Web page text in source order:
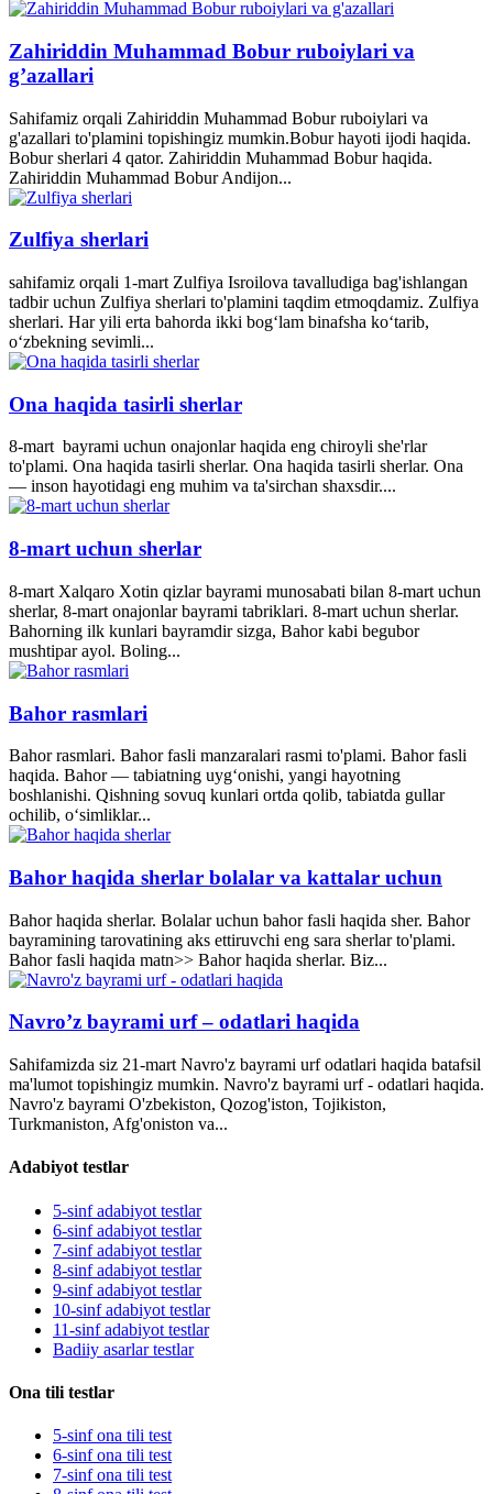
Zahiriddin Muhammad Bobur ruboiylari va
g’azallari
Sahifamiz orqali Zahiriddin Muhammad Bobur ruboiylari va
g'azallari to'plamini topishingiz mumkin.Bobur hayoti ijodi haqida.
Bobur sherlari 4 qator. Zahiriddin Muhammad Bobur haqida.
Zahiriddin Muhammad Bobur Andijon...
Zulfiya sherlari
sahifamiz orqali 1-mart Zulfiya Isroilova tavalludiga bag'ishlangan
tadbir uchun Zulfiya sherlari to'plamini taqdim etmoqdamiz. Zulfiya
sherlari. Har yili erta bahorda ikki bogʻlam binafsha koʻtarib,
oʻzbekning sevimli...
Ona haqida tasirli sherlar
8-mart bayrami uchun onajonlar haqida eng chiroyli she'rlar
to'plami. Ona haqida tasirli sherlar. Ona haqida tasirli sherlar. Ona
— inson hayotidagi eng muhim va ta'sirchan shaxsdir....
8-mart uchun sherlar
8-mart Xalqaro Xotin qizlar bayrami munosabati bilan 8-mart uchun
sherlar, 8-mart onajonlar bayrami tabriklari. 8-mart uchun sherlar.
Bahorning ilk kunlari bayramdir sizga, Bahor kabi begubor
mushtipar ayol. Boling...
Bahor rasmlari
Bahor rasmlari. Bahor fasli manzaralari rasmi to'plami. Bahor fasli
haqida. Bahor — tabiatning uyg‘onishi, yangi hayotning
boshlanishi. Qishning sovuq kunlari ortda qolib, tabiatda gullar
ochilib, o‘simliklar...
Bahor haqida sherlar bolalar va kattalar uchun
Bahor haqida sherlar. Bolalar uchun bahor fasli haqida sher. Bahor
bayramining tarovatining aks ettiruvchi eng sara sherlar to'plami.
Bahor fasli haqida matn>> Bahor haqida sherlar. Biz...
Navro’z bayrami urf – odatlari haqida
Sahifamizda siz 21-mart Navro'z bayrami urf odatlari haqida batafsil
ma'lumot topishingiz mumkin. Navro'z bayrami urf - odatlari haqida.
Navro'z bayrami O'zbekiston, Qozog'iston, Tojikiston,
Turkmaniston, Afg'oniston va...
Adabiyot testlar
5-sinf adabiyot testlar
6-sinf adabiyot testlar
7-sinf adabiyot testlar
8-sinf adabiyot testlar
9-sinf adabiyot testlar
10-sinf adabiyot testlar
11-sinf adabiyot testlar
Badiiy asarlar testlar
Ona tili testlar
5-sinf ona tili test
6-sinf ona tili test
7-sinf ona tili test